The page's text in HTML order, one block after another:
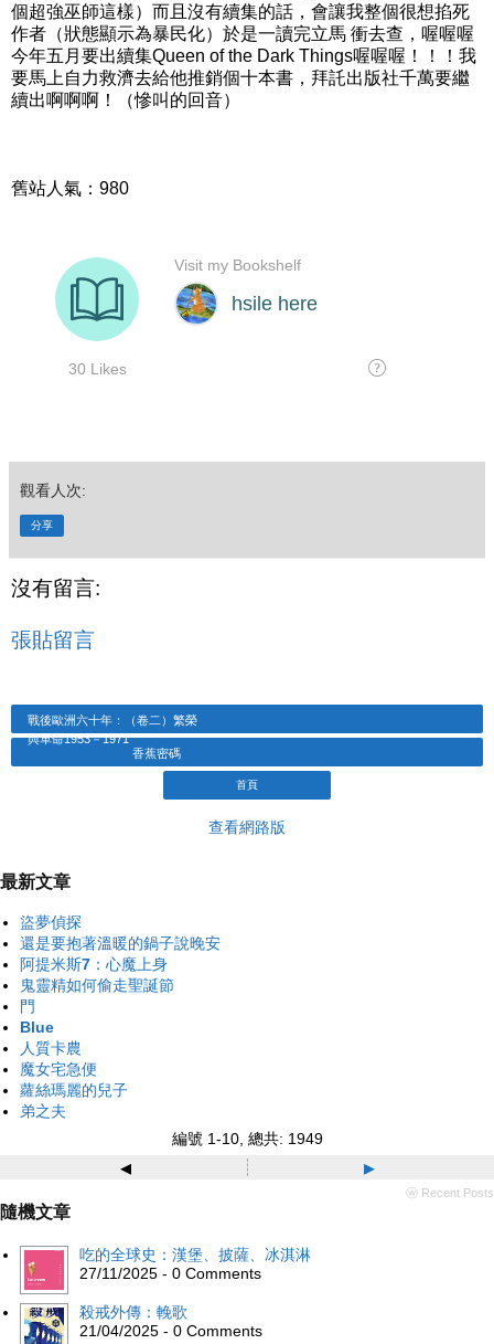
個超強巫師這樣）而且沒有續集的話，會讓我整個很想掐死
作者（狀態顯示為暴民化）於是一讀完立馬 衝去查，喔喔喔
今年五月要出續集Queen of the Dark Things喔喔喔！！！我
要馬上自力救濟去給他推銷個十本書，拜託出版社千萬要繼
續出啊啊啊！（慘叫的回音）
舊站人氣：980
觀看人次:
分享
沒有留言:
張貼留言
戰後歐洲六十年：（卷二）繁榮
與革命1953－1971
香蕉密碼
首頁
查看網路版
最新文章
盜夢偵探
還是要抱著溫暖的鍋子說晚安
阿提米斯7：心魔上身
鬼靈精如何偷走聖誕節
門
Blue
人質卡農
魔女宅急便
蘿絲瑪麗的兒子
弟之夫
編號 1-10, 總共: 1949
◂ ▸
ⓦ Recent Posts
隨機文章
吃的全球史：漢堡、披薩、冰淇淋
27/11/2025 - 0 Comments
殺戒外傳：輓歌
21/04/2025 - 0 Comments